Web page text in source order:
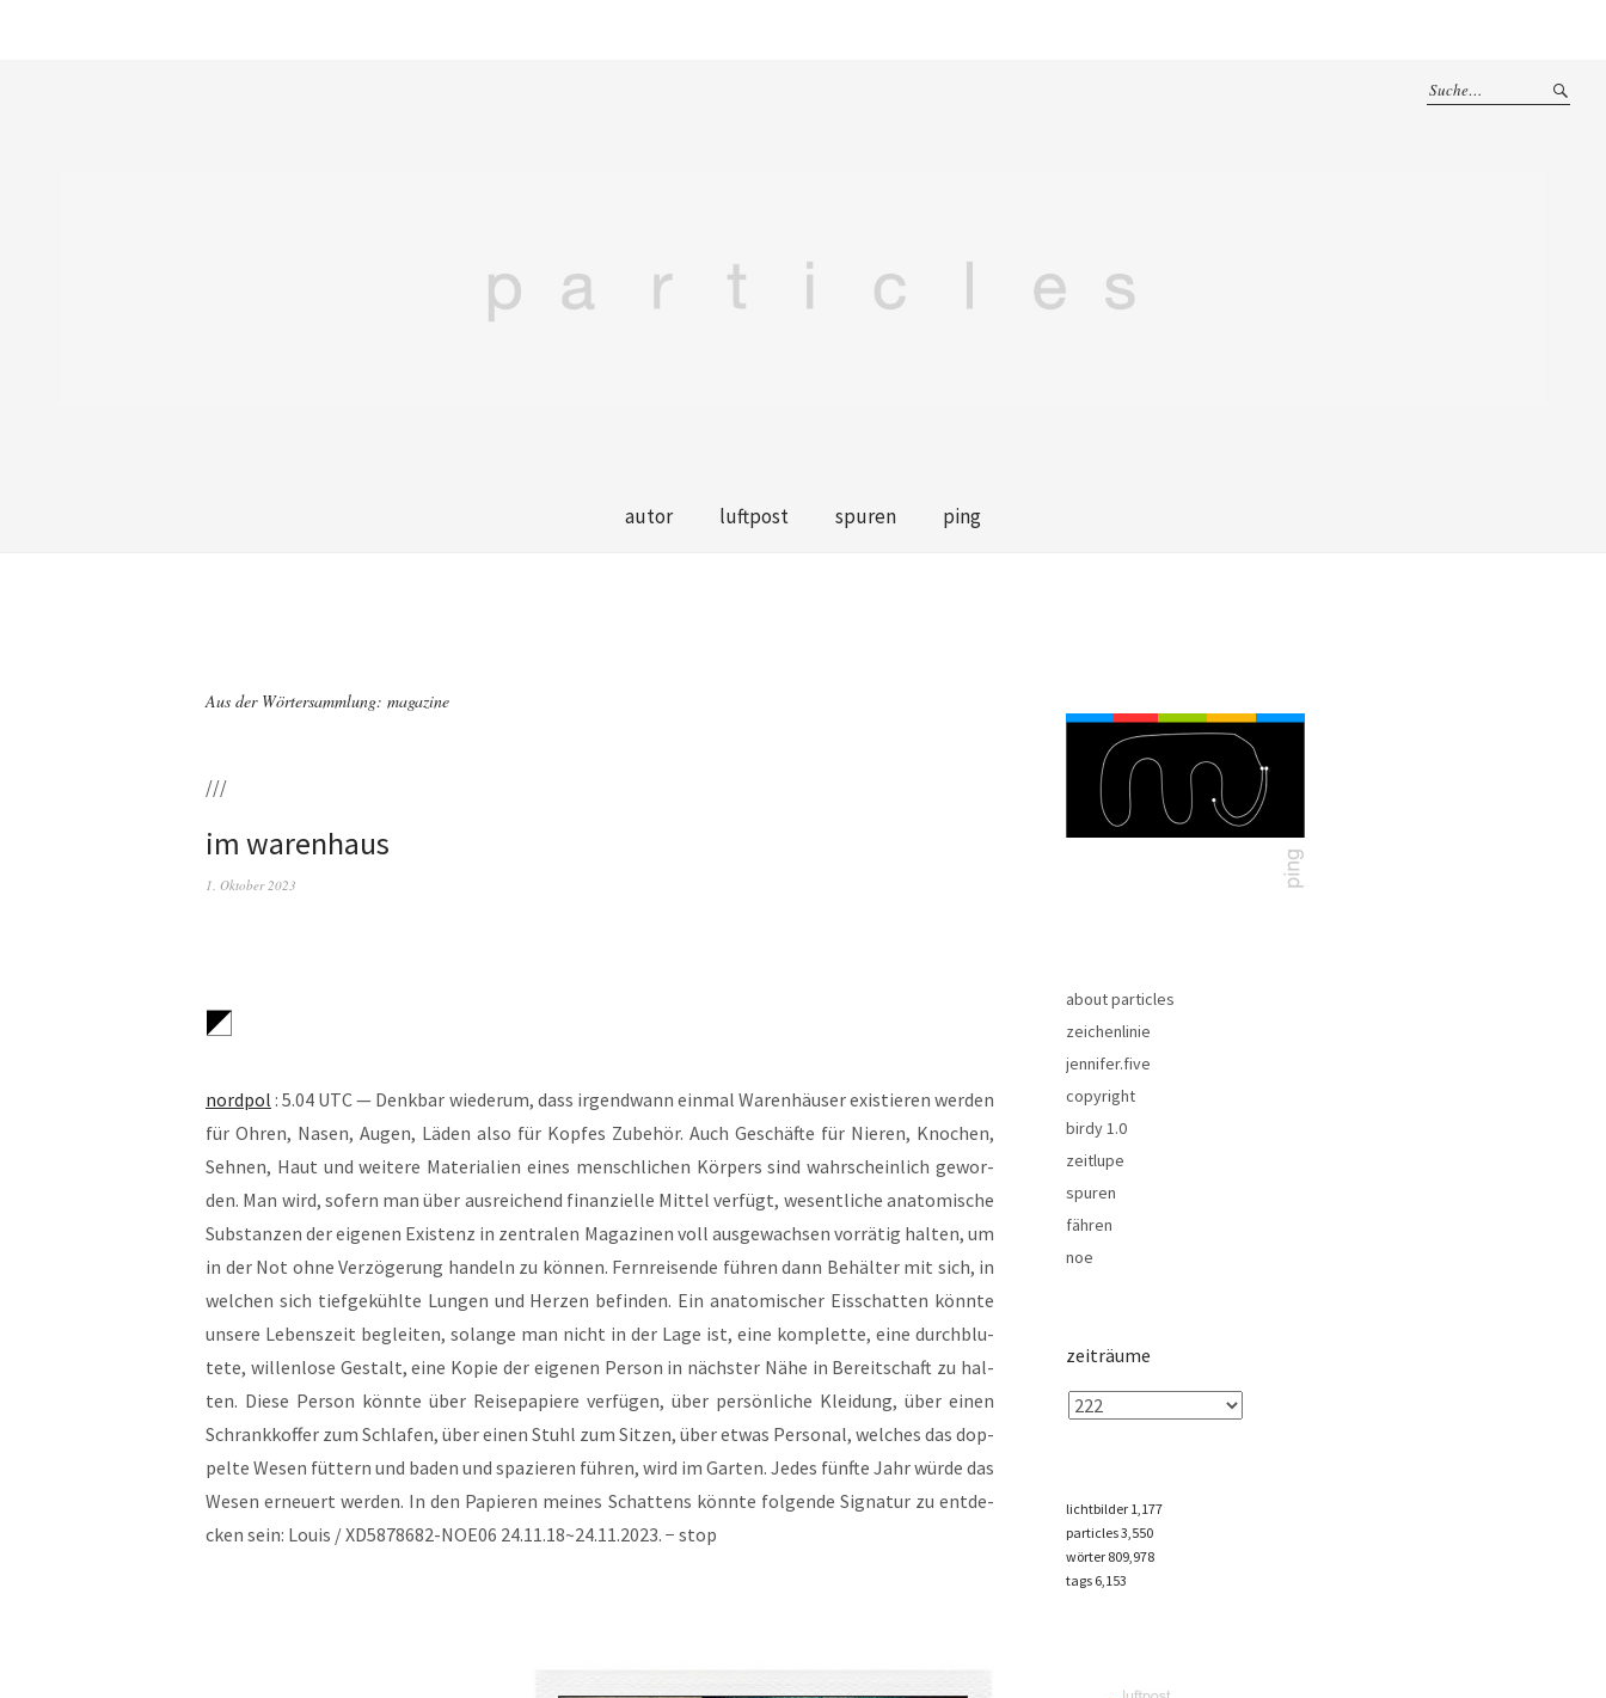
autor luftpost spuren ping
Aus der Wörtersammlung: magazine
///
im warenhaus
1. Oktober 2023
nord­pol : 5.04 UTC — Denk­bar wie­der­um, dass irgend­wann ein­mal Waren­häu­ser exis­tie­ren wer­den
für Ohren, Nasen, Augen, Läden also für Kop­fes Zube­hör. Auch Geschäf­te für Nie­ren, Kno­chen,
Seh­nen, Haut und wei­te­re Mate­ria­li­en eines mensch­li­chen Kör­pers sind wahr­schein­lich gewor­
den. Man wird, sofern man über aus­rei­chend finan­zi­el­le Mit­tel ver­fügt, wesent­li­che ana­to­mi­sche
Sub­stan­zen der eige­nen Exis­tenz in zen­tra­len Maga­zi­nen voll aus­ge­wach­sen vor­rä­tig hal­ten, um
in der Not ohne Ver­zö­ge­rung han­deln zu kön­nen. Fern­rei­sen­de füh­ren dann Behäl­ter mit sich, in
wel­chen sich tief­ge­kühl­te Lun­gen und Her­zen befin­den. Ein ana­to­mi­scher Eis­schat­ten könn­te
unse­re Lebens­zeit beglei­ten, solan­ge man nicht in der Lage ist, eine kom­plet­te, eine durch­blu­
te­te, wil­len­lo­se Gestalt, eine Kopie der eige­nen Per­son in nächs­ter Nähe in Bereit­schaft zu hal­
ten. Die­se Per­son könn­te über Rei­se­pa­pie­re ver­fü­gen, über per­sön­li­che Klei­dung, über einen
Schrank­kof­fer zum Schla­fen, über einen Stuhl zum Sit­zen, über etwas Per­so­nal, wel­ches das dop­
pel­te Wesen füt­tern und baden und spa­zie­ren füh­ren, wird im Gar­ten. Jedes fünf­te Jahr wür­de das
Wesen erneu­ert wer­den. In den Papie­ren mei­nes Schat­tens könn­te fol­gen­de Signa­tur zu ent­de­
cken sein: Lou­is / XD5878682-NOE06 24.11.18~24.11.2023. − stop
about particles
zeichenlinie
jennifer.five
copyright
birdy 1.0
zeitlupe
spuren
fähren
noe
zeiträume
lichtbilder 1,177
particles3,550
wörter 809,978
tags 6,153